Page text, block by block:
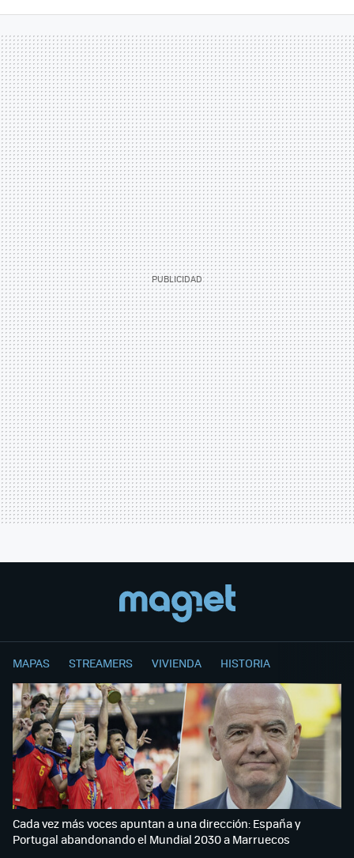
MAPAS STREAMERS VIVIENDA HISTORIA
Cada vez más voces apuntan a una dirección: España y
Portugal abandonando el Mundial 2030 a Marruecos